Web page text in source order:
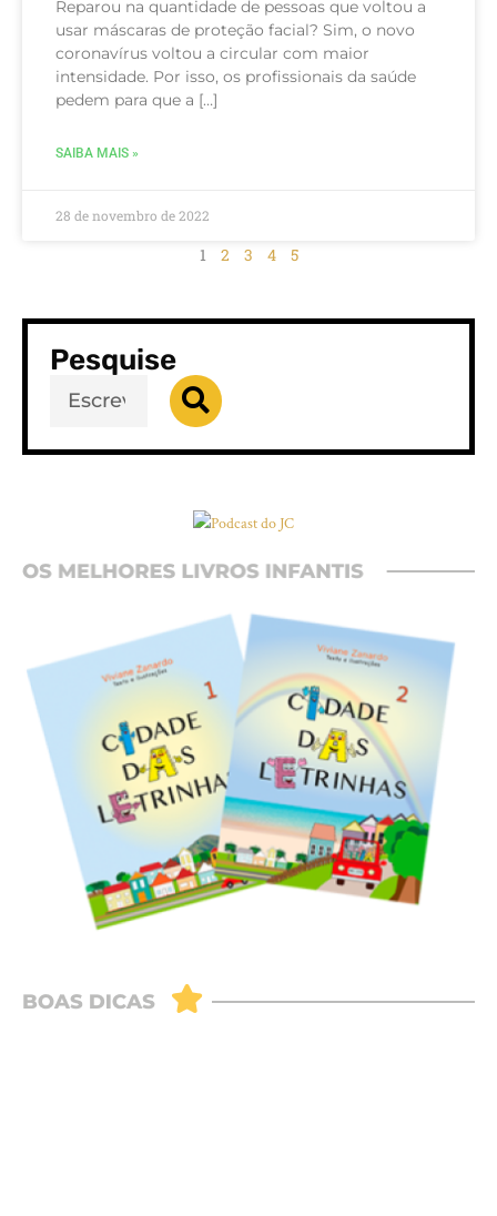
Reparou na quantidade de pessoas que voltou a
usar máscaras de proteção facial? Sim, o novo
coronavírus voltou a circular com maior
intensidade. Por isso, os profissionais da saúde
pedem para que a […]
SAIBA MAIS »
28 de novembro de 2022
1 2 3 4 5
Pesquise